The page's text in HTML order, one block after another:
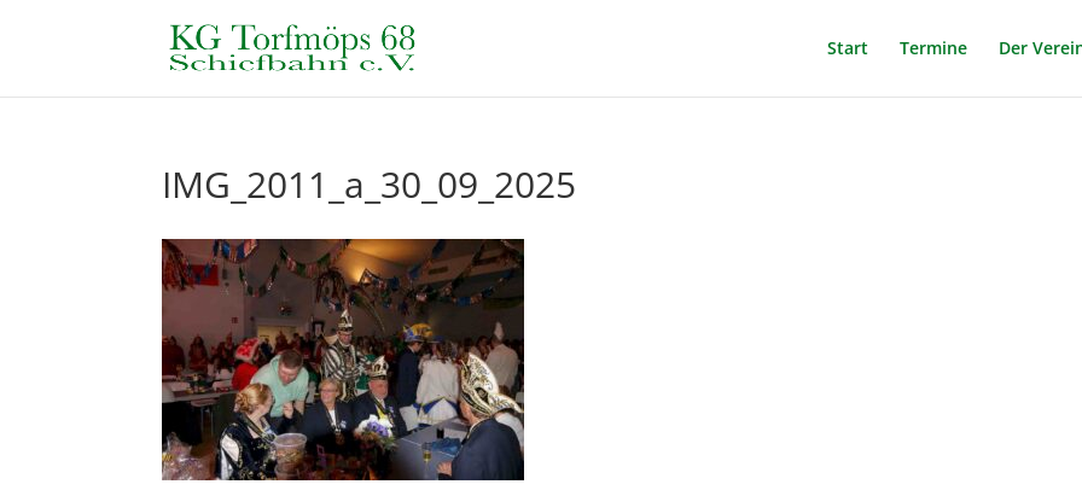
Start Termine Der
IMG_2011_a_30_09_2025